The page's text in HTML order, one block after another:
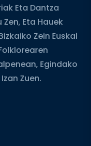
Eta Dantza
Eta Hauek
Zein Euskal
Egindako
Zuen.